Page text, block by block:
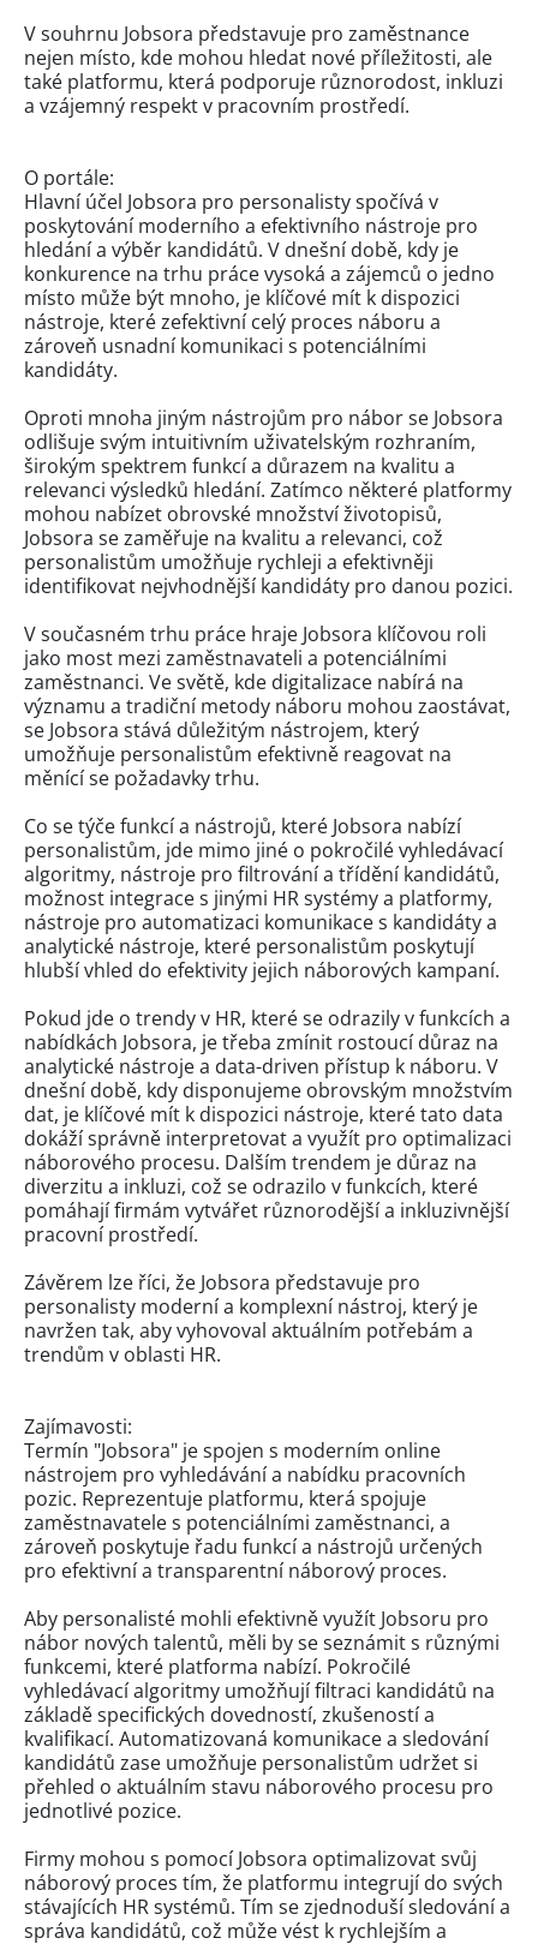
V souhrnu Jobsora představuje pro zaměstnance
nejen místo, kde mohou hledat nové příležitosti, ale
také platformu, která podporuje různorodost, inkluzi
a vzájemný respekt v pracovním prostředí.
O portále:
Hlavní účel Jobsora pro personalisty spočívá v
poskytování moderního a efektivního nástroje pro
hledání a výběr kandidátů. V dnešní době, kdy je
konkurence na trhu práce vysoká a zájemců o jedno
místo může být mnoho, je klíčové mít k dispozici
nástroje, které zefektivní celý proces náboru a
zároveň usnadní komunikaci s potenciálními
kandidáty.
Oproti mnoha jiným nástrojům pro nábor se Jobsora
odlišuje svým intuitivním uživatelským rozhraním,
širokým spektrem funkcí a důrazem na kvalitu a
relevanci výsledků hledání. Zatímco některé platformy
mohou nabízet obrovské množství životopisů,
Jobsora se zaměřuje na kvalitu a relevanci, což
personalistům umožňuje rychleji a efektivněji
identifikovat nejvhodnější kandidáty pro danou pozici.
V současném trhu práce hraje Jobsora klíčovou roli
jako most mezi zaměstnavateli a potenciálními
zaměstnanci. Ve světě, kde digitalizace nabírá na
významu a tradiční metody náboru mohou zaostávat,
se Jobsora stává důležitým nástrojem, který
umožňuje personalistům efektivně reagovat na
měnící se požadavky trhu.
Co se týče funkcí a nástrojů, které Jobsora nabízí
personalistům, jde mimo jiné o pokročilé vyhledávací
algoritmy, nástroje pro filtrování a třídění kandidátů,
možnost integrace s jinými HR systémy a platformy,
nástroje pro automatizaci komunikace s kandidáty a
analytické nástroje, které personalistům poskytují
hlubší vhled do efektivity jejich náborových kampaní.
Pokud jde o trendy v HR, které se odrazily v funkcích a
nabídkách Jobsora, je třeba zmínit rostoucí důraz na
analytické nástroje a data-driven přístup k náboru. V
dnešní době, kdy disponujeme obrovským množstvím
dat, je klíčové mít k dispozici nástroje, které tato data
dokáží správně interpretovat a využít pro optimalizaci
náborového procesu. Dalším trendem je důraz na
diverzitu a inkluzi, což se odrazilo v funkcích, které
pomáhají firmám vytvářet různorodější a inkluzivnější
pracovní prostředí.
Závěrem lze říci, že Jobsora představuje pro
personalisty moderní a komplexní nástroj, který je
navržen tak, aby vyhovoval aktuálním potřebám a
trendům v oblasti HR.
Zajímavosti:
Termín "Jobsora" je spojen s moderním online
nástrojem pro vyhledávání a nabídku pracovních
pozic. Reprezentuje platformu, která spojuje
zaměstnavatele s potenciálními zaměstnanci, a
zároveň poskytuje řadu funkcí a nástrojů určených
pro efektivní a transparentní náborový proces.
Aby personalisté mohli efektivně využít Jobsoru pro
nábor nových talentů, měli by se seznámit s různými
funkcemi, které platforma nabízí. Pokročilé
vyhledávací algoritmy umožňují filtraci kandidátů na
základě specifických dovedností, zkušeností a
kvalifikací. Automatizovaná komunikace a sledování
kandidátů zase umožňuje personalistům udržet si
přehled o aktuálním stavu náborového procesu pro
jednotlivé pozice.
Firmy mohou s pomocí Jobsora optimalizovat svůj
náborový proces tím, že platformu integrují do svých
stávajících HR systémů. Tím se zjednoduší sledování a
správa kandidátů, což může vést k rychlejším a